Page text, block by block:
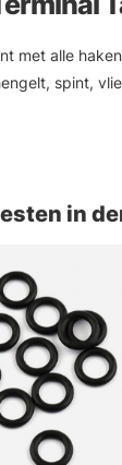
met alle
spint,
complete
in